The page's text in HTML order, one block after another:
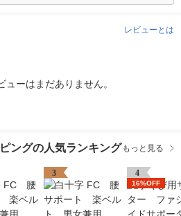
レビューとは
ューはまだありません。
ングの人気ランキング もっと見る
3 4
16%OFF